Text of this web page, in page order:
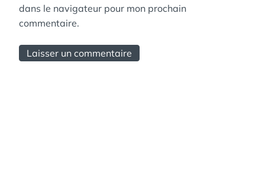
dans le navigateur pour mon prochain
commentaire.